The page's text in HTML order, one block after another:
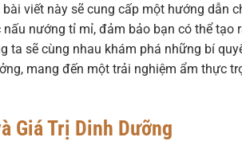
viết này sẽ cung cấp một hướng dẫn
nướng tỉ mỉ, đảm bảo bạn có thể tạo
ta sẽ cùng nhau khám phá những bí
mang đến một trải nghiệm ẩm thực
Giá Trị Dinh Dưỡng